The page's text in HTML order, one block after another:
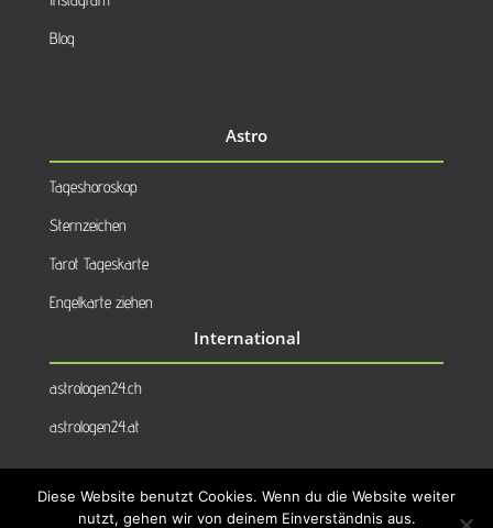
Blog
Astro
Tageshoroskop
Sternzeichen
Tarot Tageskarte
Engelkarte ziehen
International
astrologen24.ch
astrologen24.at
Diese Website benutzt Cookies. Wenn du die Website weiter
nutzt, gehen wir von deinem Einverständnis aus.